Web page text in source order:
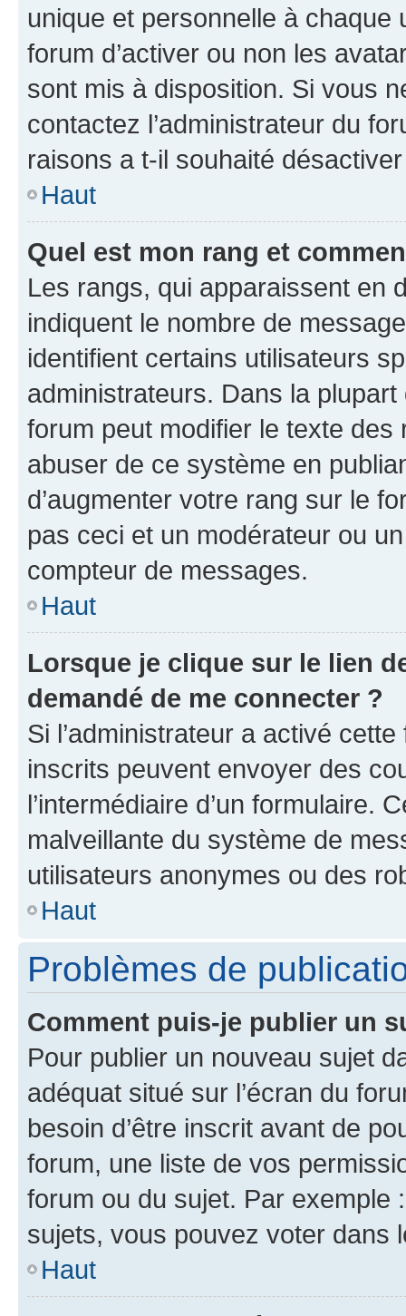
unique et personnelle à chaque
forum d’activer ou non les
sont mis à disposition. Si vous
contactez l’administrateur du
raisons a t-il souhaité
Haut
Quel est mon rang et
Les rangs, qui apparaissent en
indiquent le nombre de
identifient certains utilisateurs
administrateurs. Dans la
forum peut modifier le texte
abuser de ce système en
d’augmenter votre rang sur le
pas ceci et un modérateur ou
compteur de messages.
Haut
Lorsque je clique sur le lien
demandé de me connecter ?
Si l’administrateur a activé
inscrits peuvent envoyer des
l’intermédiaire d’un formulaire.
malveillante du système de
utilisateurs anonymes ou des
Haut
Problèmes de
Comment puis-je publier un
Pour publier un nouveau sujet
adéquat situé sur l’écran du
besoin d’être inscrit avant de
forum, une liste de vos
forum ou du sujet. Par exemple
sujets, vous pouvez voter dans
Haut